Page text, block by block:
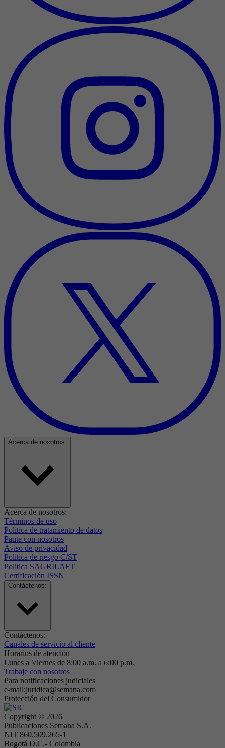
Acerca de nosotros:
Acerca de nosotros:
Términos de uso
Politica de tratamiento de datos
Paute con nosotros
Aviso de privacidad
Politica de riesgo C/ST
Politica SAGRILAFT
Certificación ISSN
Contáctenos:
Contáctenos:
Canales de servicio al cliente
Horarios de atención
Lunes a Viernes de 8:00 a.m. a 6:00 p.m.
Trabaje con nosotros
Para notificaciones judiciales
e-mail:juridica@semana.com
Protección del Consumidor
Copyright © 2026
Publicaciones Semana S.A.
NIT 860.509.265-1
Bogotá D.C.- Colombia